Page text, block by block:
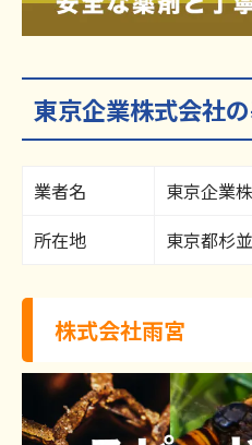
東京企業株式会社
業者名
東京企業
所在地
東京都杉
株式会社雨宮